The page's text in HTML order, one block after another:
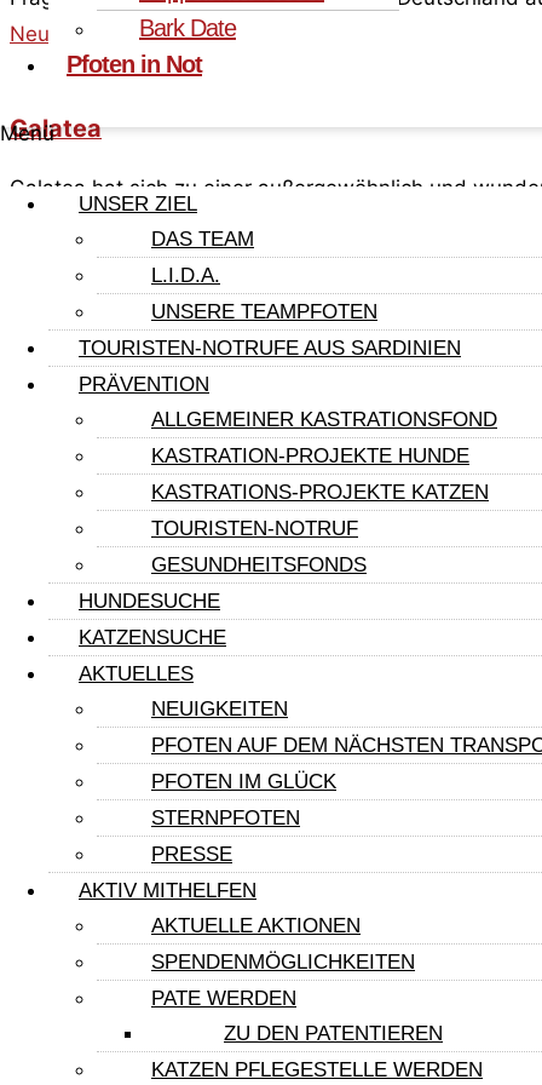
Bark Date
Pfoten in Not
Menü
UNSER ZIEL
DAS TEAM
L.I.D.A.
UNSERE TEAMPFOTEN
TOURISTEN-NOTRUFE AUS SARDINIEN
PRÄVENTION
ALLGEMEINER KASTRATIONSFOND
KASTRATION-PROJEKTE HUNDE
KASTRATIONS-PROJEKTE KATZEN
TOURISTEN-NOTRUF
GESUNDHEITSFONDS
HUNDESUCHE
KATZENSUCHE
AKTUELLES
NEUIGKEITEN
PFOTEN AUF DEM NÄCHSTEN
PFOTEN IM GLÜCK
STERNPFOTEN
PRESSE
AKTIV MITHELFEN
AKTUELLE AKTIONEN
SPENDENMÖGLICHKEITEN
PATE WERDEN
ZU DEN PATENTIEREN
KATZEN PFLEGESTELLE WERDEN
Neugierig geworden? »
Galatea
Galatea hat sich zu einer außergewöhnlich und
Astrid
Spiel – Spass – Spannung ….
Astrid hat sich zu einer tollen Junghündin entwickelt,
Neugierg geworden? »
Helga hat es geschafft und durfte zu ihrer neuen
Süße, ein langes, glückliches
Neugierg geworden? »
Das könnte Ihnen auch gefallen
Dolcina – The Power of Love
Dolcina möchte die Menschen ermutigen, auch an
Aus klein wird groß!